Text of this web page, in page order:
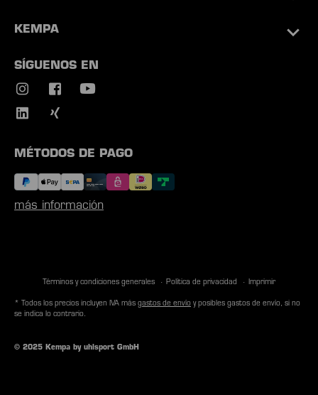
KEMPA
SÍGUENOS EN
MÉTODOS DE PAGO
más información
Términos y condiciones generales Política de privacidad Imprimir
© 2025 Kempa by uhlsport GmbH
* Todos los precios incluyen IVA más gastos de envío y posibles gastos de envío, si no
se indica lo contrario.